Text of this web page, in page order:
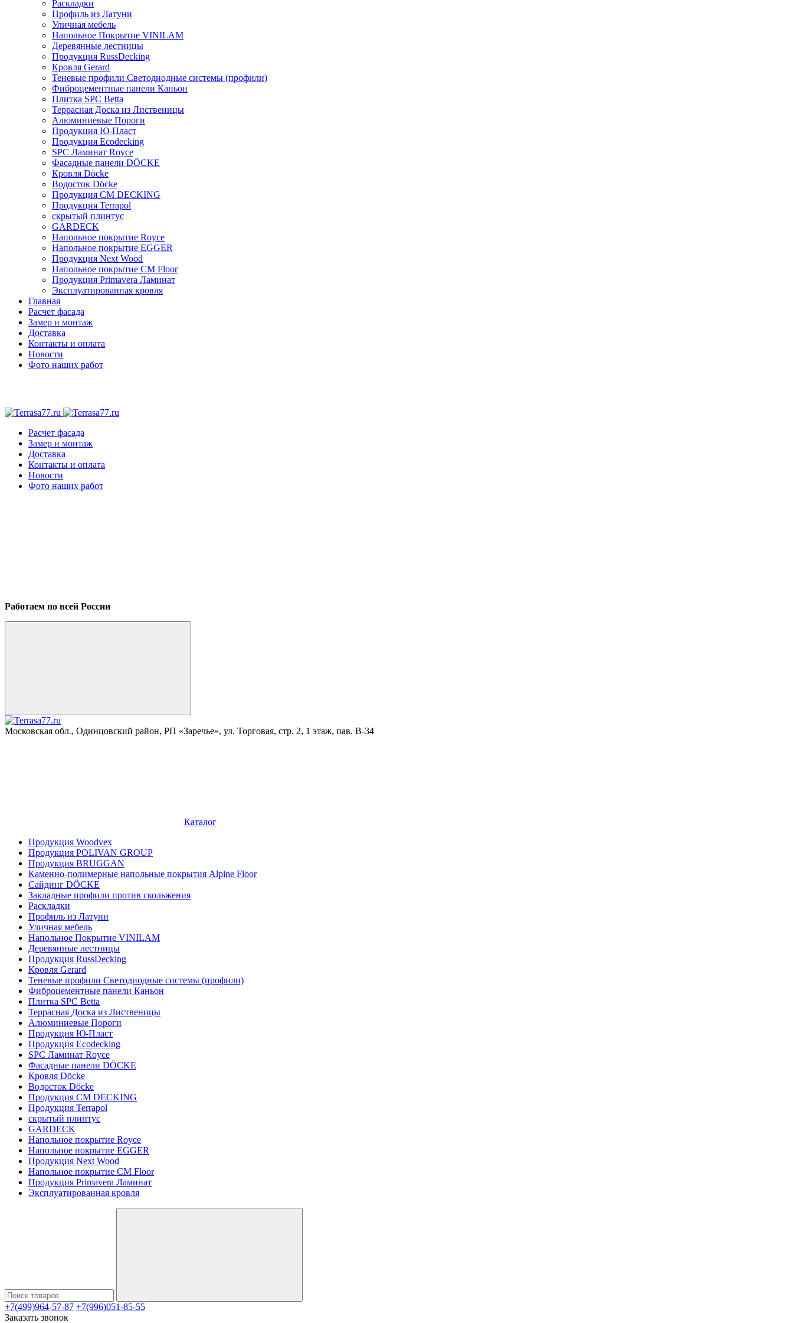
Раскладки
Профиль из Латуни
Уличная мебель
Напольное Покрытие VINILAM
Деревянные лестницы
Продукция RussDecking
Кровля Gerard
Теневые профили Светодиодные системы (профили)
Фиброцементные панели Каньон
Плитка SPC Betta
Террасная Доска из Лиственицы
Алюминиевые Пороги
Продукция Ю-Пласт
Продукция Ecodecking
SPC Ламинат Royce
Фасадные панели DÖCKE
Кровля Döcke
Водосток Döcke
Продукция CM DECKING
Продукция Terrapol
скрытый плинтус
GARDECK
Напольное покрытие Royce
Напольное покрытие EGGER
Продукция Next Wood
Напольное покрытие CM Floor
Продукция Primavera Ламинат
Эксплуатированная кровля
Главная
Расчет фасада
Замер и монтаж
Доставка
Контакты и оплата
Новости
Фото наших работ
Расчет фасада
Замер и монтаж
Доставка
Контакты и оплата
Новости
Фото наших работ
Работаем по всей России
Московская обл., Одинцовский район, РП «Заречье», ул. Торговая, стр. 2, 1 этаж, пав. B-34
Каталог
Продукция Woodvex
Продукция POLIVAN GROUP
Продукция BRUGGAN
Каменно-полимерные напольные покрытия Alpine Floor
Сайдинг DÖCKE
Закладные профили против скольжения
Раскладки
Профиль из Латуни
Уличная мебель
Напольное Покрытие VINILAM
Деревянные лестницы
Продукция RussDecking
Кровля Gerard
Теневые профили Светодиодные системы (профили)
Фиброцементные панели Каньон
Плитка SPC Betta
Террасная Доска из Лиственицы
Алюминиевые Пороги
Продукция Ю-Пласт
Продукция Ecodecking
SPC Ламинат Royce
Фасадные панели DÖCKE
Кровля Döcke
Водосток Döcke
Продукция CM DECKING
Продукция Terrapol
скрытый плинтус
GARDECK
Напольное покрытие Royce
Напольное покрытие EGGER
Продукция Next Wood
Напольное покрытие CM Floor
Продукция Primavera Ламинат
Эксплуатированная кровля
+7(499)964-57-87 +7(996)051-85-55
Заказать звонок